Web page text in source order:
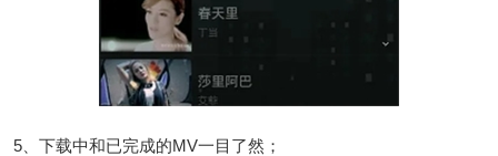
5、下载中和已完成的MV一目了然；